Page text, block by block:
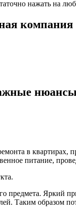
нажать на
компания
в квартирах,
питание,
Яркий
Таким образом